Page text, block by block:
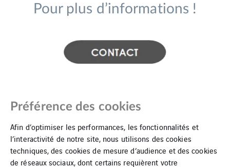
Pour plus d’informations !
Préférence des cookies
Afin d’optimiser les performances, les fonctionnalités et
l’interactivité de notre site, nous utilisons des cookies
techniques, des cookies de mesure d’audience et des cookies
de réseaux sociaux, dont certains requièrent votre